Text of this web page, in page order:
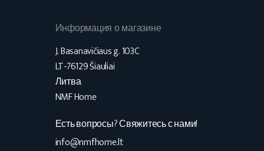
Информация о магазине
J. Basanavičiaus g. 103C
LT-76129 Šiauliai
Литва
NMF Home
Есть вопросы? Свяжитесь с нами!
info@nmfhome.lt